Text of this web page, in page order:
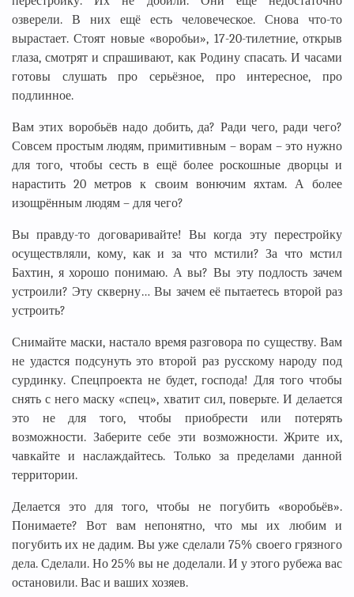
озверели. В них ещё есть человеческое. Снова что-то
вырастает. Стоят новые «воробьи», 17-20-тилетние, открыв
глаза, смотрят и спрашивают, как Родину спасать. И часами
готовы слушать про серьёзное, про интересное, про
подлинное.
Вам этих воробьёв надо добить, да? Ради чего, ради чего?
Совсем простым людям, примитивным – ворам – это нужно
для того, чтобы сесть в ещё более роскошные дворцы и
нарастить 20 метров к своим вонючим яхтам. А более
изощрённым людям – для чего?
Вы правду-то договаривайте! Вы когда эту перестройку
осуществляли, кому, как и за что мстили? За что мстил
Бахтин, я хорошо понимаю. А вы? Вы эту подлость зачем
устроили? Эту скверну… Вы зачем её пытаетесь второй раз
устроить?
Снимайте маски, настало время разговора по существу. Вам
не удастся подсунуть это второй раз русскому народу под
сурдинку. Спецпроекта не будет, господа! Для того чтобы
снять с него маску «спец», хватит сил, поверьте. И делается
это не для того, чтобы приобрести или потерять
возможности. Заберите себе эти возможности. Жрите их,
чавкайте и наслаждайтесь. Только за пределами данной
территории.
Делается это для того, чтобы не погубить «воробьёв».
Понимаете? Вот вам непонятно, что мы их любим и
погубить их не дадим. Вы уже сделали 75% своего грязного
дела. Сделали. Но 25% вы не доделали. И у этого рубежа вас
остановили. Вас и ваших хозяев.